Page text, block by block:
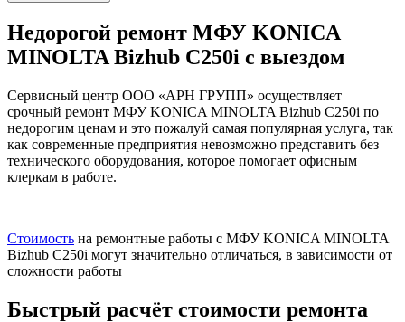
Недорогой ремонт МФУ KONICA
MINOLTA Bizhub C250i с выездом
Сервисный центр ООО «АРН ГРУПП» осуществляет
срочный ремонт МФУ KONICA MINOLTA Bizhub C250i по
недорогим ценам и это пожалуй самая популярная услуга, так
как современные предприятия невозможно представить без
технического оборудования, которое помогает офисным
клеркам в работе.
Стоимость на ремонтные работы с МФУ KONICA MINOLTA
Bizhub C250i могут значительно отличаться, в зависимости от
сложности работы
Быстрый расчёт стоимости ремонта